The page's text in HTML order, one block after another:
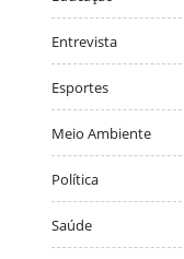
Entrevista
Esportes
Meio Ambiente
Política
Saúde